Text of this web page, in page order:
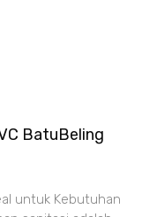
BatuBeling
untuk Kebutuhan